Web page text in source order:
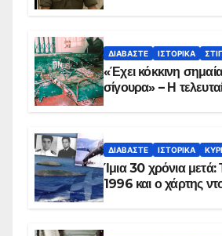
ΔΙΑΒΆΣΤΕ ΙΣΤΟΡΙΚΆ
«Έχει κόκκινη
σίγουρα» – Η
ΔΙΑΒΆΣΤΕ ΙΣΤΟΡΙΚΆ
Ίμια 30 χρόνια μετά:
1996